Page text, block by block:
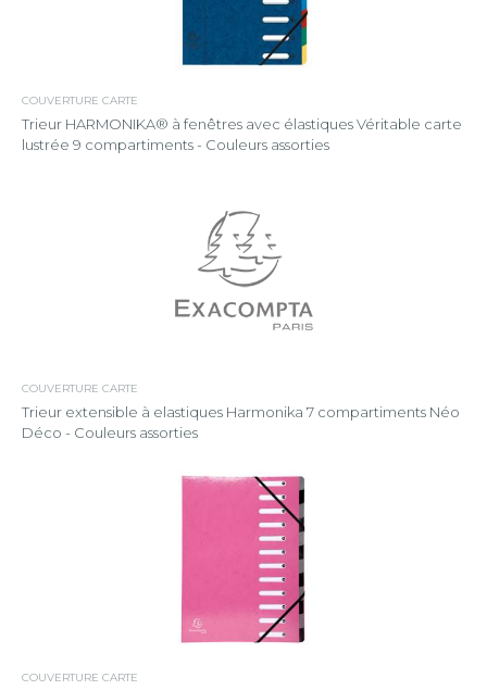
COUVERTURE CARTE
Trieur HARMONIKA® à fenêtres avec élastiques Véritable carte
lustrée 9 compartiments - Couleurs assorties
COUVERTURE CARTE
Trieur extensible à elastiques Harmonika 7 compartiments Néo
Déco - Couleurs assorties
COUVERTURE CARTE